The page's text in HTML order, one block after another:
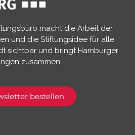
macht die Arbeit der
und die Stiftungsidee für alle
sichtbar und bringt Hamburger
zusammen.​
bestellen